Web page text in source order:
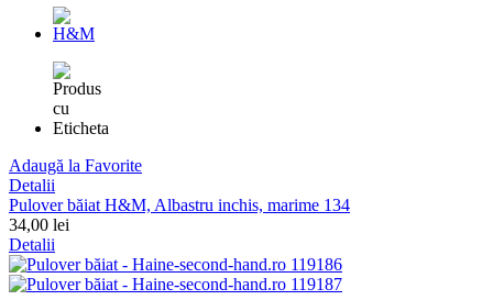
Adaugă la Favorite
Detalii
Pulover băiat H&M, Albastru inchis, marime 134
34,00 lei
Detalii